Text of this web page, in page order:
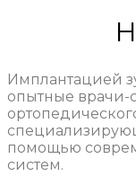
Имплантацией
опытные врачи-
помощью
систем.